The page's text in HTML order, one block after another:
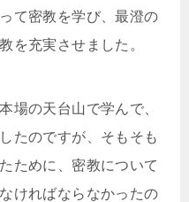
て密教を学び、最澄の
を充実させました。
場の天台山で学んで、
たのですが、そもそも
ために、密教について
ければならなかったの